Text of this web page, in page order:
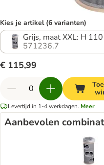
Kies je artikel (6 varianten)
Grijs, maat XXL: H
571236.7
€ 115,99
Levertijd in 1-4 werkdagen. Meer
Aanbevolen